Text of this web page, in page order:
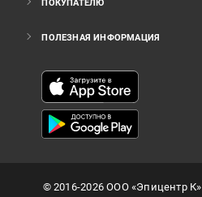
ПОКУПАТЕЛЮ
ПОЛЕЗНАЯ ИНФОРМАЦИЯ
©2016-2026ООО «Эпицентр К»